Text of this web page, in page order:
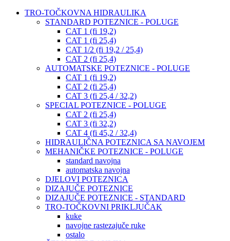
TRO-TOČKOVNA HIDRAULIKA
STANDARD POTEZNICE - POLUGE
CAT 1 (fi 19,2)
CAT 1 (fi 25,4)
CAT 1/2 (fi 19,2 / 25,4)
CAT 2 (fi 25,4)
AUTOMATSKE POTEZNICE - POLUGE
CAT 1 (fi 19,2)
CAT 2 (fi 25,4)
CAT 3 (fi 25,4 / 32,2)
SPECIAL POTEZNICE - POLUGE
CAT 2 (fi 25,4)
CAT 3 (fi 32,2)
CAT 4 (fi 45,2 / 32,4)
HIDRAULIČNA POTEZNICA SA NAVOJEM
MEHANIČKE POTEZNICE - POLUGE
standard navojna
automatska navojna
DJELOVI POTEZNICA
DIZAJUČE POTEZNICE
DIZAJUČE POTEZNICE - STANDARD
TRO-TOČKOVNI PRIKLJUČAK
kuke
navojne rastezajuče ruke
ostalo